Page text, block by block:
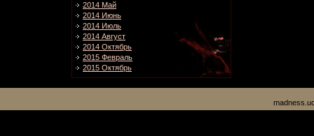
2014 Май
2014 Июнь
2014 Июль
2014 Август
2014 Октябрь
2015 Февраль
2015 Октябрь